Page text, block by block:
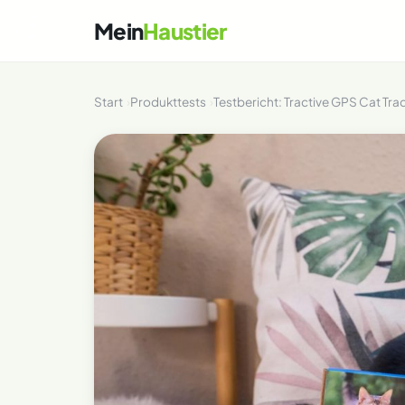
MeinHaustier
Start Produkttests Testbericht: Tractive GPS Cat